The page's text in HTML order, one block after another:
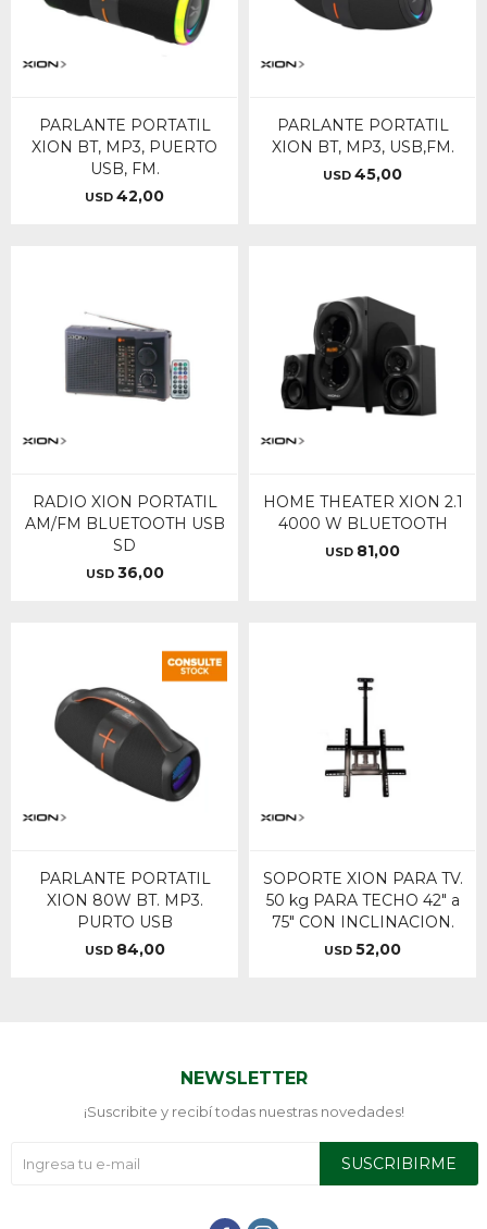
PARLANTE PORTATIL
XION BT, MP3, PUERTO
USB, FM.
USD 42,00
PARLANTE PORTATIL
XION BT, MP3, USB,FM.
USD 45,00
RADIO XION PORTATIL
AM/FM BLUETOOTH USB
SD
USD 36,00
HOME THEATER XION 2.1
4000 W BLUETOOTH
USD 81,00
PARLANTE PORTATIL
XION 80W BT. MP3.
PURTO USB
USD 84,00
SOPORTE XION PARA TV.
50 kg PARA TECHO 42" a
75" CON INCLINACION.
USD 52,00
NEWSLETTER
¡Suscribite y recibí todas nuestras novedades!
SUSCRIBIRME